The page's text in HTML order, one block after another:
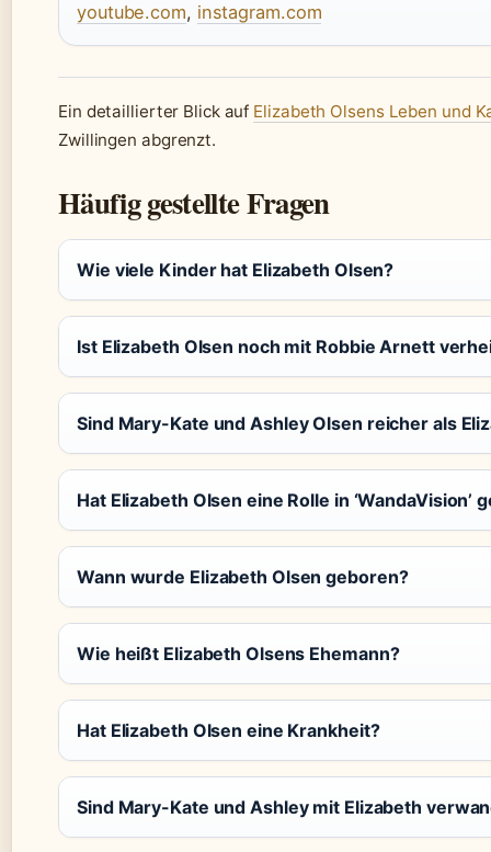
youtube.com, instagram.com
Ein detaillierter Blick auf Elizabeth Olsens Leben und
Zwillingen abgrenzt.
Häufig gestellte Fragen
Wie viele Kinder hat Elizabeth Olsen?
Ist Elizabeth Olsen noch mit Robbie Arnett
Sind Mary-Kate und Ashley Olsen reicher als
Hat Elizabeth Olsen eine Rolle in ‘WandaVision’
Wann wurde Elizabeth Olsen geboren?
Wie heißt Elizabeth Olsens Ehemann?
Hat Elizabeth Olsen eine Krankheit?
Sind Mary-Kate und Ashley mit Elizabeth